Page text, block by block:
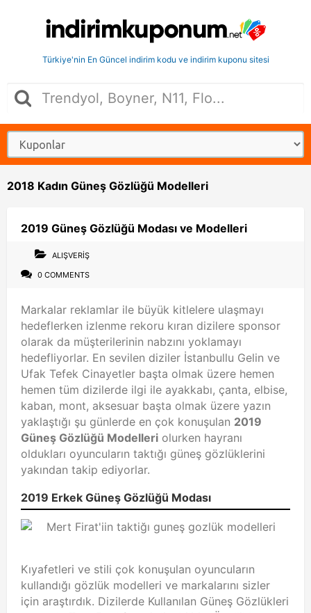
Türkiye'nin En Güncel indirim kodu ve indirim kuponu sitesi
2018 Kadın Güneş Gözlüğü Modelleri
2019 Güneş Gözlüğü Modası ve Modelleri
ALIŞVERIŞ
0 COMMENTS
Markalar reklamlar ile büyük kitlelere ulaşmayı
hedeflerken izlenme rekoru kıran dizilere sponsor
olarak da müşterilerinin nabzını yoklamayı
hedefliyorlar. En sevilen diziler İstanbullu Gelin ve
Ufak Tefek Cinayetler başta olmak üzere hemen
hemen tüm dizilerde ilgi ile ayakkabı, çanta, elbise,
kaban, mont, aksesuar başta olmak üzere yazın
yaklaştığı şu günlerde en çok konuşulan 2019
Güneş Gözlüğü Modelleri olurken hayranı
oldukları oyuncuların taktığı güneş gözlüklerini
yakından takip ediyorlar.
2019 Erkek Güneş Gözlüğü Modası
Kıyafetleri ve stili çok konuşulan oyuncuların
kullandığı gözlük modelleri ve markalarını sizler
için araştırdık. Dizilerde Kullanılan Güneş Gözlükleri